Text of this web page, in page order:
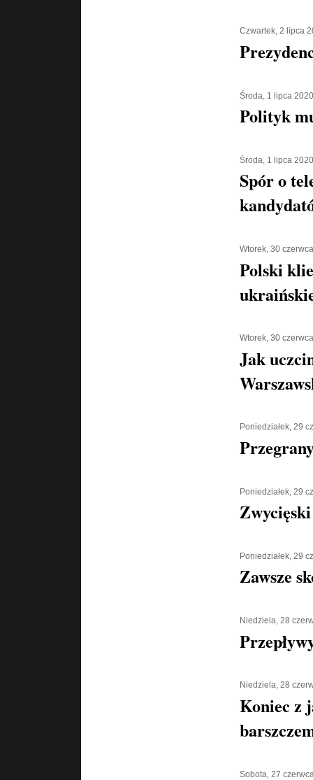
Czwartek, 2 lipca
Środa, 1 lipca 2020
Polityk
Środa, 1 lipca 2020
Spór o
Wtorek, 30
Polski
Wtorek, 30
Jak
Poniedziałek, 29
Poniedziałek, 29
Poniedziałek, 29
Zawsze
Niedziela, 28
Niedziela, 28
Koniec z
Sobota, 27